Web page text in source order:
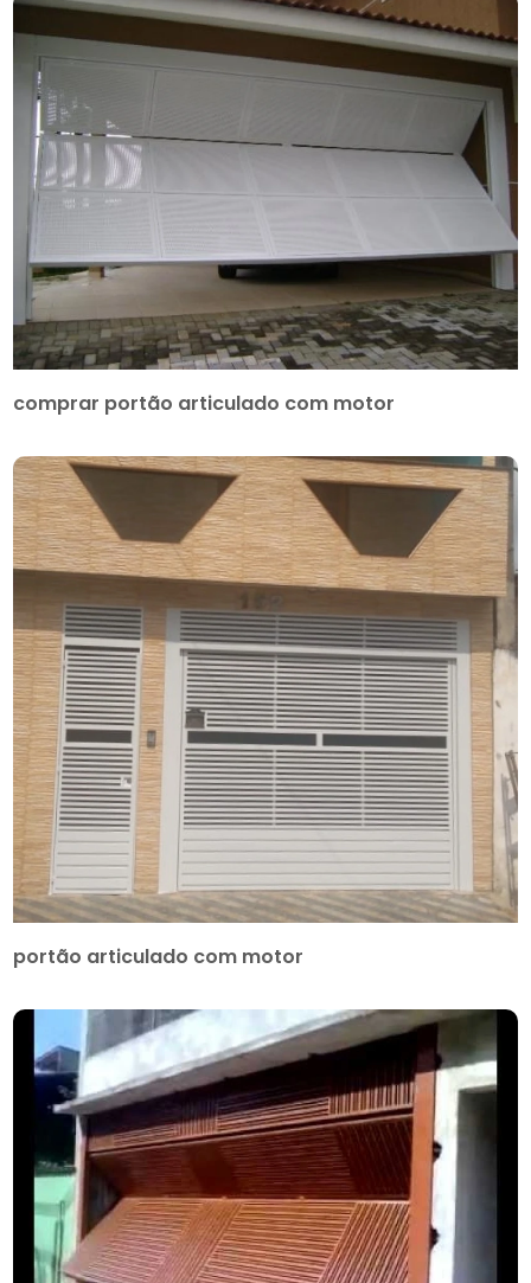
comprar portão articulado com motor
portão articulado com motor